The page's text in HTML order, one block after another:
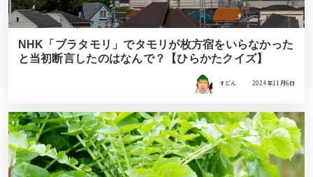
NHK「ブラタモリ」でタモリが枚方宿をいらなかった
と当初断言したのはなんで？【ひらかたクイズ】
すどん 2024年11月6日